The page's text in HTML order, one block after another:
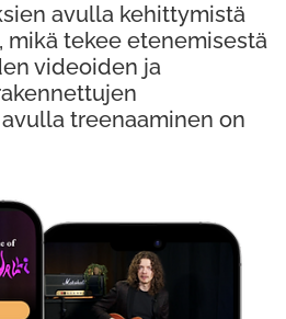
avulla kehittymistä
mikä tekee etenemisestä
videoiden ja
treenaaminen on